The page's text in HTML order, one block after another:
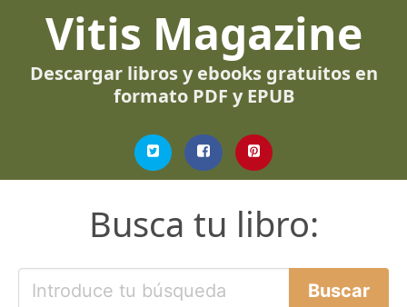
Vitis Magazine
Descargar libros y ebooks gratuitos en
formato PDF y EPUB
Busca tu libro: